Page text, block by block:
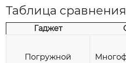
Таблица сравнения
Гаджет
Погружной